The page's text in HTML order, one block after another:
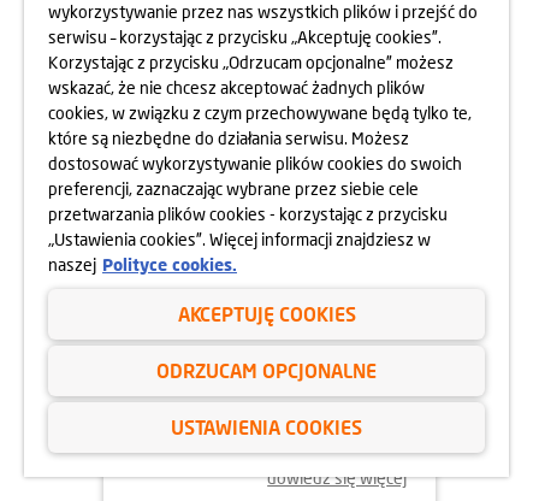
dowiedz się więcej
02.06.2025
ODYSEJA UMYSŁU 2025
dowiedz się więcej
wykorzystywanie przez nas wszystkich plików i przejść do
serwisu – korzystając z przycisku „Akceptuję cookies”.
Korzystając z przycisku „Odrzucam opcjonalne” możesz
wskazać, że nie chcesz akceptować żadnych plików
cookies, w związku z czym przechowywane będą tylko te,
które są niezbędne do działania serwisu. Możesz
dostosować wykorzystywanie plików cookies do swoich
preferencji, zaznaczając wybrane przez siebie cele
przetwarzania plików cookies - korzystając z przycisku
„Ustawienia cookies”. Więcej informacji znajdziesz w
naszej Polityce cookies.
AKCEPTUJĘ COOKIES
ODRZUCAM OPCJONALNE
USTAWIENIA COOKIES